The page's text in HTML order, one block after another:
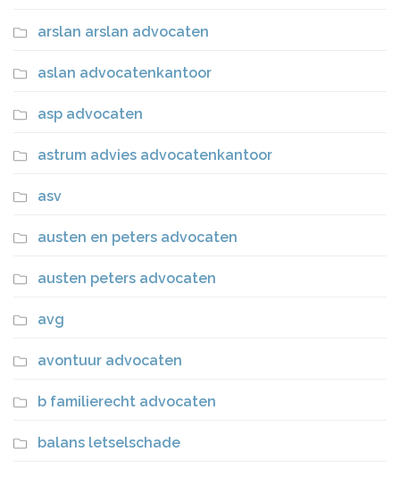
arslan arslan advocaten
aslan advocatenkantoor
asp advocaten
astrum advies advocatenkantoor
asv
austen en peters advocaten
austen peters advocaten
avg
avontuur advocaten
b familierecht advocaten
balans letselschade